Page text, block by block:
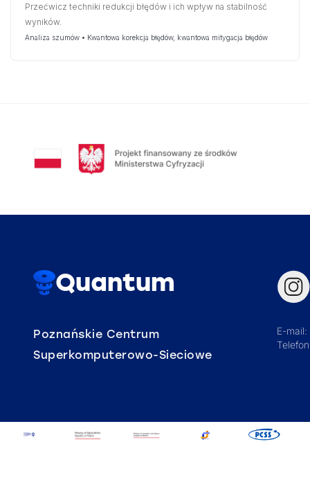
Przećwicz techniki redukcji błędów i ich wpływ na stabilność
wyników.
Analiza szumów • Kwantowa korekcja błędów, kwantowa mitygacja błędów
Quantum
Poznańskie Centrum
Superkomputerowo-Sieciowe
E-mail: